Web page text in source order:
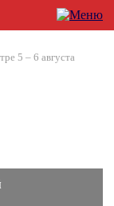
5 – 6 августа